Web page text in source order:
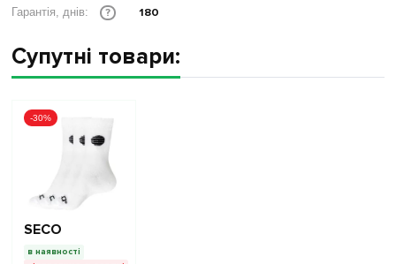
Гарантія, днів: ? 180
Супутні товари:
-30%
SECO
в наявності